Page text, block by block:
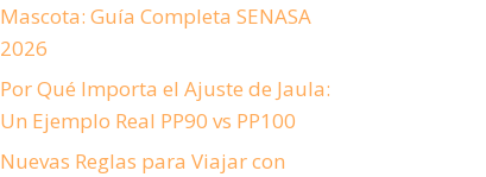
Mascota: Guía Completa SENASA
2026
Por Qué Importa el Ajuste de Jaula:
Un Ejemplo Real PP90 vs PP100
Nuevas Reglas para Viajar con